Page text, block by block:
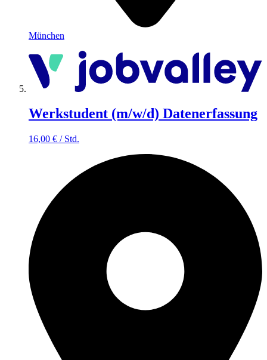
München
Werkstudent (m/w/d) Datenerfassung
16,00 € / Std.